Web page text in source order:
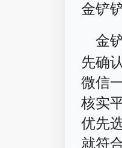
金铲
金
先确
微信
核实
优先
就符